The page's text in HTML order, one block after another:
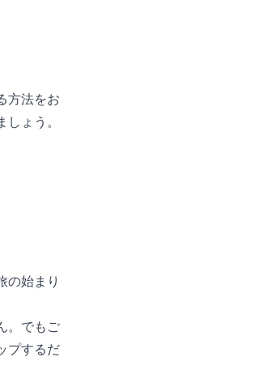
方法をお
ょう。
の始まり
。でもご
プするだ